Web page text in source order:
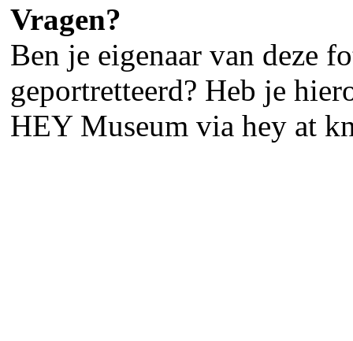
Vragen?
Ben je eigenaar van deze
geportretteerd? Heb je
HEY Museum via hey at